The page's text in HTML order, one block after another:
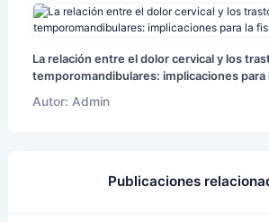
La relación entre el dolor cervical y los
temporomandibulares: implicaciones para
Autor: Admin
Publicaciones